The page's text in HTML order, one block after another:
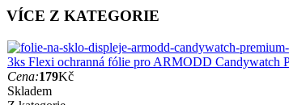
VÍCE Z KATEGORIE
3ks Flexi ochranná fólie pro ARMODD Candywatch
Cena:179Kč
Skladem